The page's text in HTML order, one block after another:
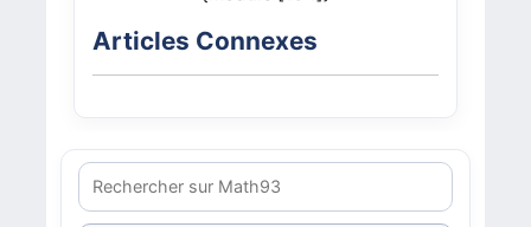
Articles Connexes